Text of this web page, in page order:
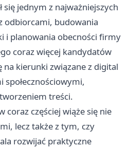
się jednym z najważniejszych
odbiorcami, budowania
i planowania obecności firmy
coraz więcej kandydatów
na kierunki związane z digital
treści.
częściej wiąże się nie
lecz także z tym, czy
rozwijać praktyczne